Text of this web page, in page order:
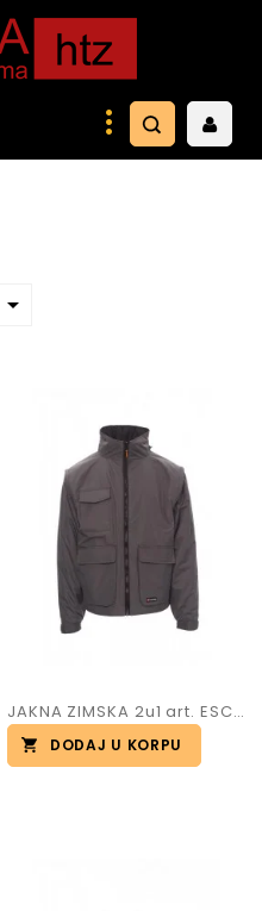

JAKNA ZIMSKA 2u1 art. ESCAPE
DODAJ U KORPU